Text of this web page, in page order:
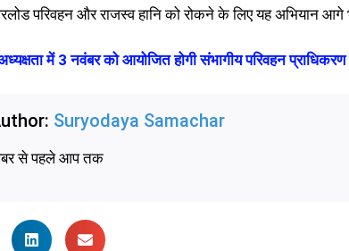
परिवहन और राजस्व हानि को रोकने के लिए यह अभियान आगे
में 3 नवंबर को आयोजित होगी संभागीय परिवहन प्राधिकरण
Suryodaya Samachar
से पहले आप तक